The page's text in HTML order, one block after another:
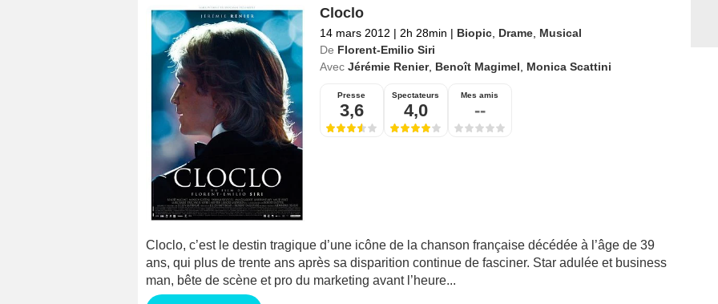
Cloclo
14 mars 2012 | 2h 28min | Biopic, Drame, Musical
De Florent-Emilio Siri
Avec Jérémie Renier, Benoît Magimel Monica Scattini
Presse
3,6
Spectateurs
4,0
Mes amis
--
Cloclo, c’est le destin tragique d’une icône de la chanson française décédée à l’âge de 39
ans, qui plus de trente ans après sa disparition continue de fasciner. Star adulée et business
man, bête de scène et pro du marketing avant l’heure...